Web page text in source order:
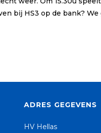
bij HS3 op de bank? We
ADRES GEGEVENS
HV Hellas